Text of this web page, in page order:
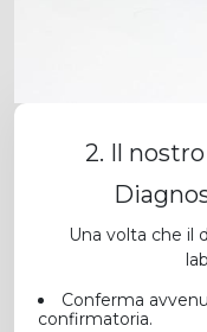
2. Il
Una volta che il
Conferma
confirmatoria.